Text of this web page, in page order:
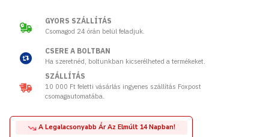
A Legalacsonyabb Ár Az Elmúlt 14 Napban!
GYORS SZÁLLÍTÁS
Csomagod 24 órán belül feladjuk.
CSERE A BOLTBAN
Ha szeretnéd, boltunkban kicserélheted a termékeket.
SZÁLLÍTÁS
10 000 Ft feletti vásárlás ingyenes szállítás Foxpost
csomagautomatába.